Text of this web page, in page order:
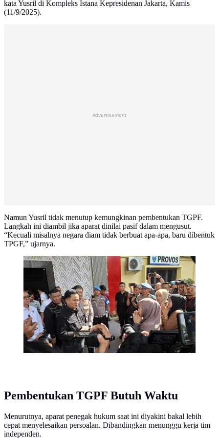
kata Yusril di Kompleks Istana Kepresidenan Jakarta, Kamis
(11/9/2025).
Advertisement
Namun Yusril tidak menutup kemungkinan pembentukan TGPF.
Langkah ini diambil jika aparat dinilai pasif dalam mengusut.
“Kecuali misalnya negara diam tidak berbuat apa-apa, baru dibentuk
TPGF,” ujarnya.
Keluarga ojol yang tewas di Makassar menangis saat
bertemu Menko Yusril Ihza Mahendra.
(Liputan6.com/Fauzan)
Pembentukan TGPF Butuh Waktu
Menurutnya, aparat penegak hukum saat ini diyakini bakal lebih
cepat menyelesaikan persoalan. Dibandingkan menunggu kerja tim
independen.